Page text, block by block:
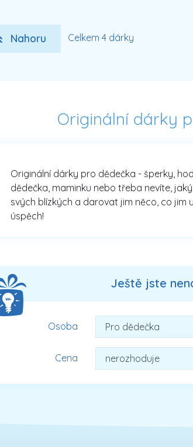
Nahoru Celkem 4 dárky
Originální dárky
Originální dárky pro dědečka - šperky,
dědečka, maminku nebo třeba nevíte,
svých blízkých a darovat jim něco, co jim
úspěch!
Ještě jste
Osoba
Cena